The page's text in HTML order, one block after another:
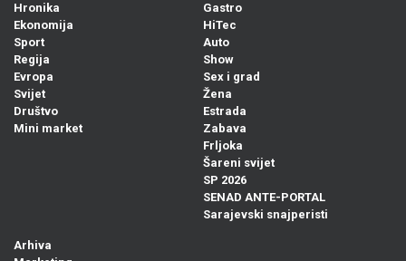
Hronika
Ekonomija
Sport
Regija
Evropa
Svijet
Društvo
Mini market
Gastro
HiTec
Auto
Show
Sex i grad
Žena
Estrada
Zabava
Frljoka
Šareni svijet
SP 2026
SENAD ANTE-PORTAL
Sarajevski snajperisti
Arhiva